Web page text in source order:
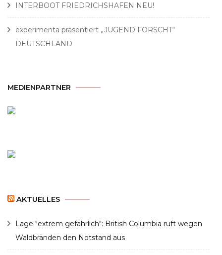
INTERBOOT FRIEDRICHSHAFEN NEU!
experimenta präsentiert „JUGEND FORSCHT“
DEUTSCHLAND
MEDIENPARTNER
AKTUELLES
Lage "extrem gefährlich": British Columbia ruft wegen
Waldbränden den Notstand aus